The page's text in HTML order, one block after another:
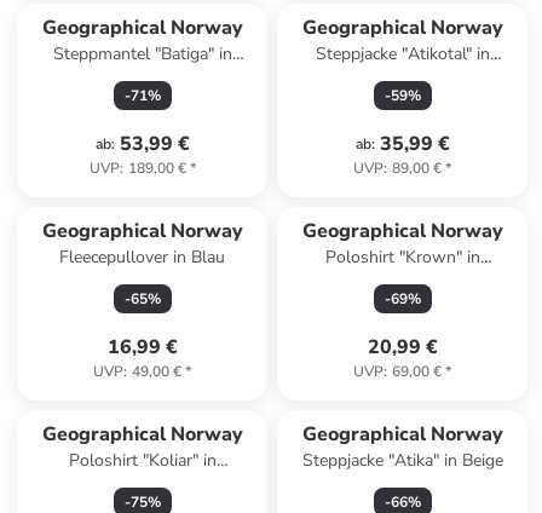
Geographical Norway
Steppmantel "Batiga" in
Schwarz
-71%
ab: 53,99 €
UVP: 189,00 €*
Geographical Norway
Steppjacke "Atikotal" in
Dunkelblau
-59%
ab: 35,99 €
UVP: 89,00 €*
Geographical Norway
Fleecepullover in Blau
-65%
16,99 €
UVP: 49,00 €*
Geographical Norway
Poloshirt "Krown" in
Dunkelblau
-69%
20,99 €
UVP: 69,00 €*
Geographical Norway
Poloshirt "Koliar" in
Dunkelblau
-75%
Geographical Norway
Steppjacke "Atika" in Beige
-66%